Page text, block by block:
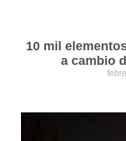
10 mil
a cambio